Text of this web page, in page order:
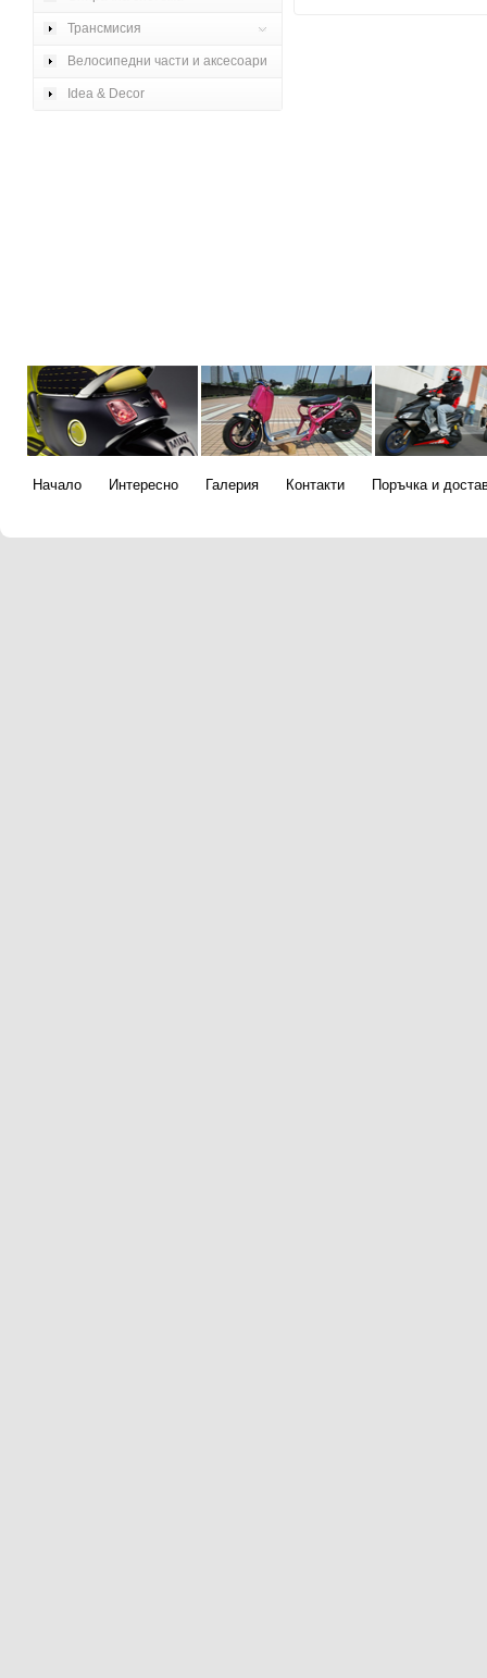
Трансмисия
Велосипедни части и аксесоари
Idea & Decor
Начало Интересно Галерия Контакти Поръчка и